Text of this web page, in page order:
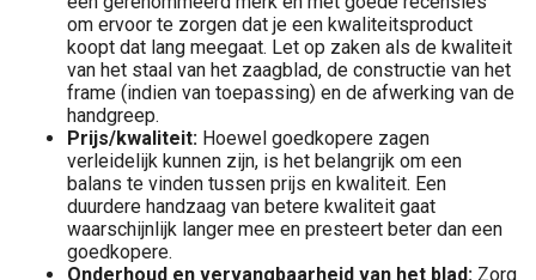
om ervoor te zorgen dat je een kwaliteitsproduct
koopt dat lang meegaat. Let op zaken als de kwaliteit
van het staal van het zaagblad, de constructie van het
frame (indien van toepassing) en de afwerking van de
handgreep.
Prijs/kwaliteit: Hoewel goedkopere zagen
verleidelijk kunnen zijn, is het belangrijk om een
balans te vinden tussen prijs en kwaliteit. Een
duurdere handzaag van betere kwaliteit gaat
waarschijnlijk langer mee en presteert beter dan een
goedkopere.
Onderhoud en vervangbaarheid van het blad: Zorg